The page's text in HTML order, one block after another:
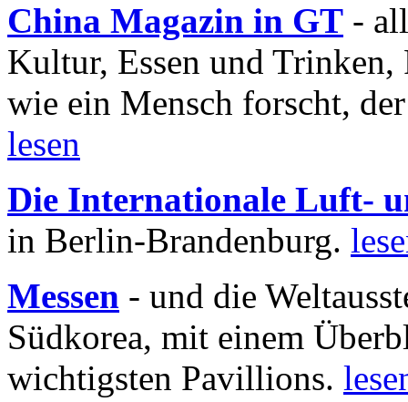
China Magazin in GT -
Kultur, Essen und
wie ein Mensch forscht,
lesen
Die Internationale Luft-
in Berlin-Brandenburg.
Messen - und die
Südkorea, mit einem
wichtigsten Pavillions.